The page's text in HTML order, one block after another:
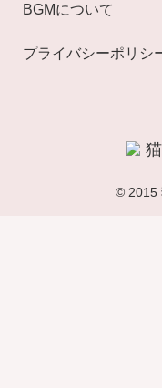
BGMについて
プライバシーポリシ
© 2015